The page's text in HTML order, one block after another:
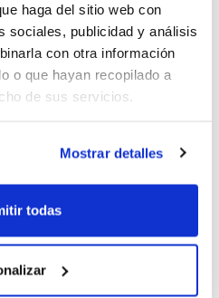
haga del sitio web con
sociales, publicidad y análisis
con otra información
o que hayan recopilado a
de sus servicios.
Mostrar detalles
todas
Primera: CD
Primera: CB